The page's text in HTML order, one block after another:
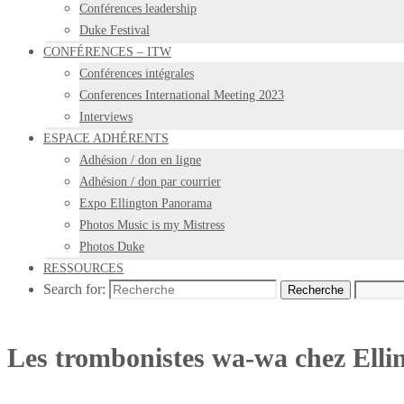
Conférences leadership
Duke Festival
CONFÉRENCES – ITW
Conférences intégrales
Conferences International Meeting 2023
Interviews
ESPACE ADHÉRENTS
Adhésion / don en ligne
Adhésion / don par courrier
Expo Ellington Panorama
Photos Music is my Mistress
Photos Duke
RESSOURCES
Search for: Recherche
Les trombonistes wa-wa chez